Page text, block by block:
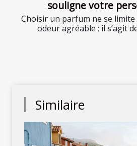
souligne votre
Choisir un parfum ne se
odeur agréable ; il s’agit
Similaire